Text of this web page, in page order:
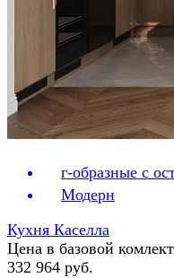
г-образные с
Модерн
Кухня Каселла
Цена в базовой
332 964 руб.